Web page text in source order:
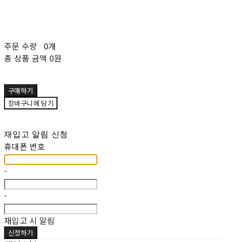
주문 수량 0개
총 상품 금액 0원
구매하기
장바구니에 담기
재입고 알림 신청
휴대폰 번호
-
-
재입고 시 알림
신청하기